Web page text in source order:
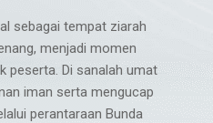
sebagai tempat ziarah
menjadi momen
peserta. Di sanalah umat
iman serta mengucap
perantaraan Bunda